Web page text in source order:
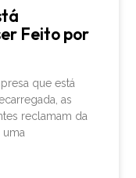
Feito por
que está
as
reclamam da
uma